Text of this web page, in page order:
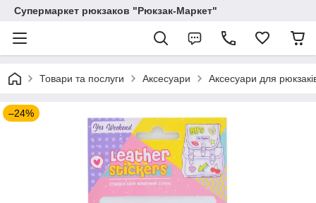
Супермаркет рюкзаков "Рюкзак-Маркет"
Товари та послуги Аксесуари Аксесуари для
–24%